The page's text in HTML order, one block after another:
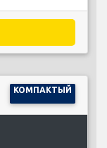
КОМПАКТЫЙ